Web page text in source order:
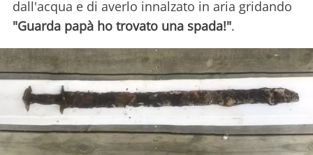
dall'acqua e di averlo innalzato in aria gridando
"Guarda papà ho trovato una spada!".